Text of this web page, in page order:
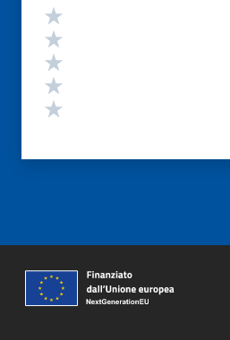
Valutazione